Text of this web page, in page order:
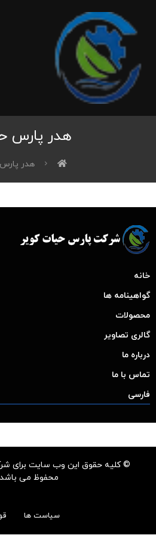
هدر پارس
هدر
خانه
گواهینامه ها
محصولات
گالری تصاویر
درباره ما
تماس با ما
فارسی
© کلیه حقوق این وب سایت برای
محفوظ می
سیاست ها